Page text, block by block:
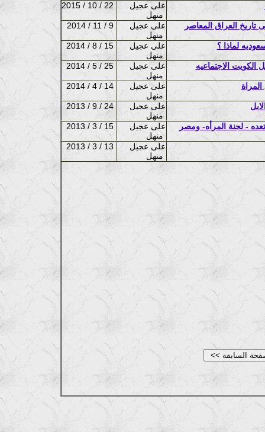
2015 / 10 / 22
على عجيل
2014 / 11 / 9
على عجيل
العراق المعاصر
2014 / 8 / 15
على عجيل
منهل
لماذا ؟
2014 / 5 / 25
على عجيل
الاجتماعيه
2014 / 4 / 14
على عجيل
2013 / 9 / 24
على عجيل
منهل
2013 / 3 / 15
على عجيل
منهل
- لجنة المرأه- ومصر
2013 / 3 / 13
على عجيل